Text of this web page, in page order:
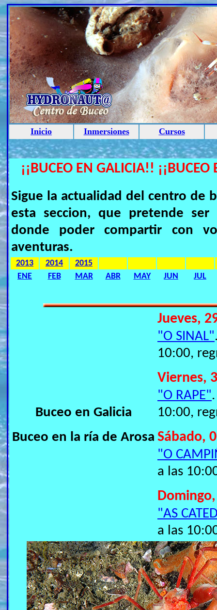
Inicio Inmersiones Cursos
¡¡BUCEO EN GALICIA!!
Sigue la actualidad del centro de
esta seccion, que pretende
donde poder compartir con
aventuras.
2013 2014
2015
ENE
FEB MAR ABR MAY JUN JUL
Buceo en Galicia
Buceo en la ría de Arosa
Jueves,
"O SINAL"
10:00,
Viernes,
"O RAPE"
10:00,
Sábado,
"O
a las
"AS
a las